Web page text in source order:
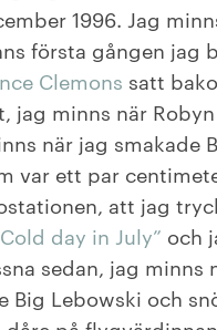
1996. Jag
första gången jag
Clemons satt
jag minns när
när jag
var ett par
att jag
day in July” och
sedan, jag
Big Lebowski och